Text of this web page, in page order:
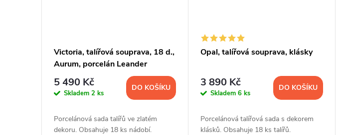
Victoria, talířová souprava, 18 d.,
Aurum, porcelán Leander
5 490 Kč
Skladem 2 ks
DO KOŠÍKU
Porcelánová sada talířů ve zlatém
dekoru. Obsahuje 18 ks nádobí.
Opal, talířová souprava, klásky
3 890 Kč
Skladem6 ks
DO KOŠÍKU
Porcelánová talířová sada s dekorem
klásků. Obsahuje 18 ks talířů.